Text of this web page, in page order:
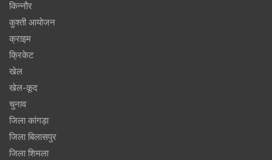
किन्नौर
कुश्ती आयोजन
क्राइम
क्रिकेट
खेल
खेल-कूद
चुनाव
जिला कांगड़ा
जिला बिलासपुर
जिला शिमला